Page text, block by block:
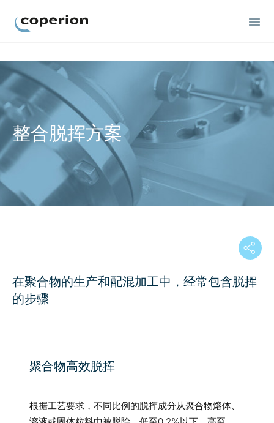
整合脱挥方案
在聚合物的生产和配混加工中，经常包含脱挥
的步骤
聚合物高效脱挥
根据工艺要求，不同比例的脱挥成分从聚合物熔体、